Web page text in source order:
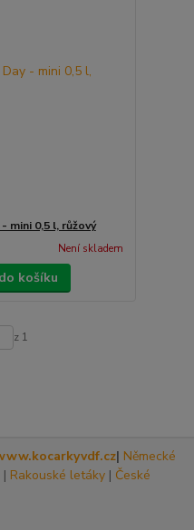
mini 0,5 l, růžový
Není skladem
košíku
z 1
| Německé
| Rakouské letáky | České